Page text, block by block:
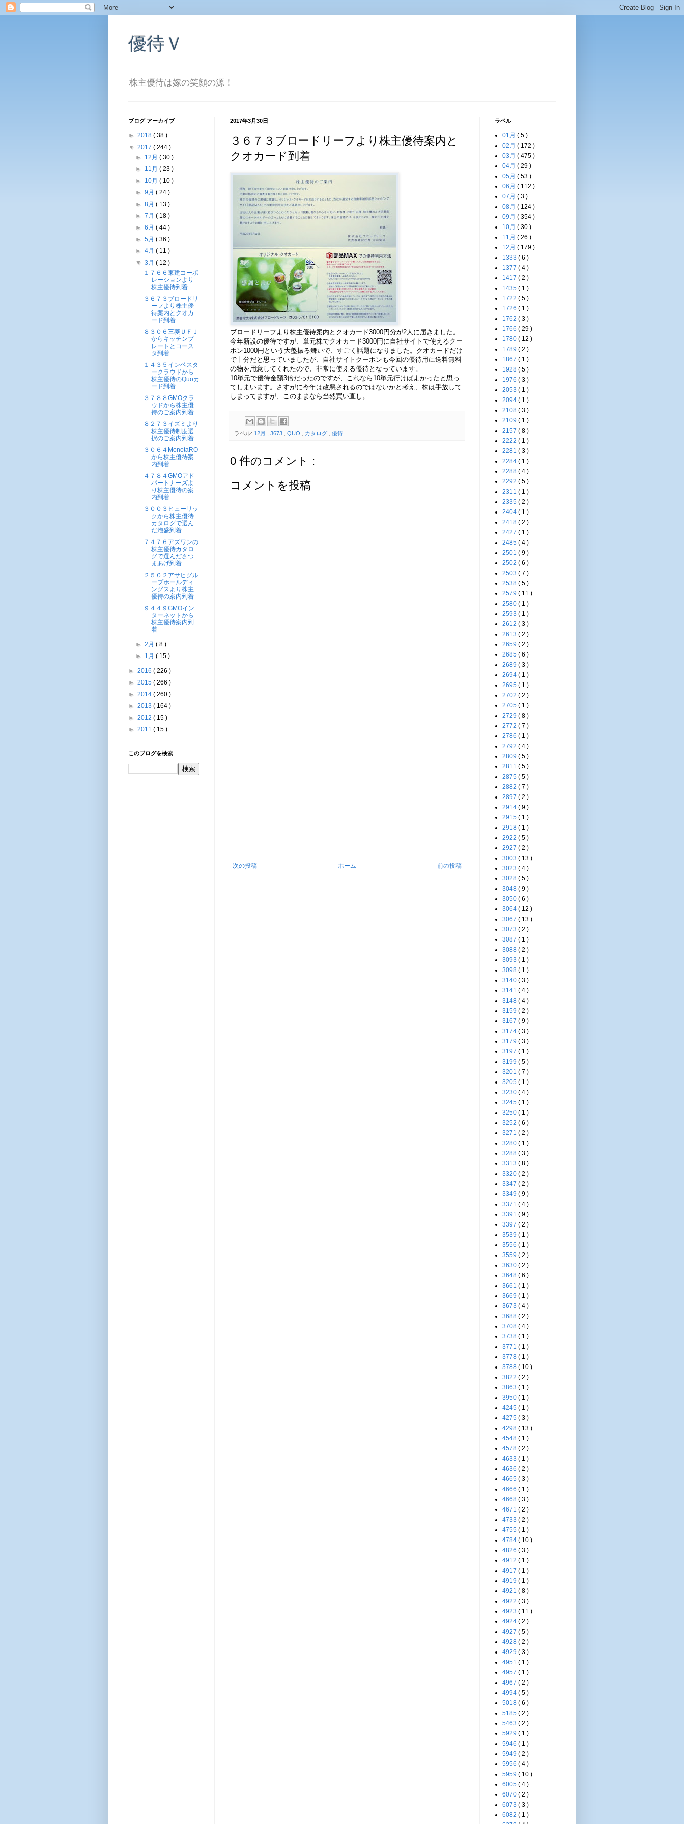
優待Ｖ
株主優待は嫁の笑顔の源！
2017年3月30日
３６７３ブロードリーフより株主優待案内と
クオカード到着
ブロードリーフより株主優待案内とクオカード3000円分が2人に届きました。
今年新設の優待ですが、単元株でクオカード3000円に自社サイトで使えるクー
ポン1000円という大盤振る舞いで、すごく話題になりました。クオカードだけ
で十分だと思っていましたが、自社サイトクーポンも今回の優待用に送料無料
の物を用意してくれたので、非常に使える優待となっています。
10単元で優待金額3倍だったのですが、これなら10単元行けばよかったと思っ
てしまいます。さすがに今年は改悪されるのではないかと考え、株は手放して
しまってますが、このままなら当然買い直し。
ラベル: 12月 , 3673 , QUO , カタログ , 優待
0 件のコメント :
コメントを投稿
次の投稿 前の投稿
ホーム
ブログ アーカイブ
► 2018 ( 38 )
▼ 2017 ( 244 )
► 12月( 30 )
► 11月( 23 )
► 10月( 10 )
►9月( 24 )
►8月( 13 )
►7月( 18 )
►6月( 44 )
►5月( 36 )
►4月( 11 )
▼3月( 12 )
１７６６東建コーポ
レーションより
株主優待到着
３６７３ブロードリ
ーフより株主優
待案内とクオカ
ード到着
８３０６三菱ＵＦＪ
からキッチンプ
レートとコース
タ到着
１４３５インベスタ
ークラウドから
株主優待のQuoカ
ード到着
３７８８GMOクラ
ウドから株主優
待のご案内到着
８２７３イズミより
株主優待制度選
択のご案内到着
３０６４MonotaRO
から株主優待案
内到着
４７８４GMOアド
パートナーズよ
り株主優待の案
内到着
３００３ヒューリッ
クから株主優待
カタログで選ん
だ泡盛到着
７４７６アズワンの
株主優待カタロ
グで選んださつ
まあげ到着
２５０２アサヒグル
ープホールディ
ングスより株主
優待の案内到着
９４４９GMOイン
ターネットから
株主優待案内到
着
►2月( 8 )
► 1月( 15 )
► 2016 ( 226 )
► 2015 ( 266 )
► 2014 ( 260 )
► 2013 ( 164 )
► 2012 ( 15 )
► 2011 ( 15 )
このブログを検索
ラベル
01月 ( 5 )
02月 ( 172 )
03月 ( 475 )
04月 ( 29 )
05月 ( 53 )
06月 ( 112 )
07月 ( 3 )
08月 ( 124 )
09月 ( 354 )
10月 ( 30 )
11月 ( 26 )
12月 ( 179 )
1333 ( 6 )
1377 ( 4 )
1417 ( 2 )
1435 ( 1 )
1722 ( 5 )
1726 ( 1 )
1762 ( 3 )
1766 ( 29 )
1780 ( 12 )
1789 ( 2 )
1867 ( 1 )
1928 ( 5 )
1976 ( 3 )
2053 ( 1 )
2094 ( 1 )
2108 ( 3 )
2109 ( 1 )
2157 ( 8 )
2222 ( 1 )
2281 ( 3 )
2284 ( 1 )
2288 ( 4 )
2292 ( 5 )
2311 ( 1 )
2335 ( 2 )
2404 ( 1 )
2418 ( 2 )
2427 ( 1 )
2485 ( 4 )
2501 ( 9 )
2502 ( 6 )
2503 ( 7 )
2538 ( 5 )
2579 ( 11 )
2580 ( 1 )
2593 ( 1 )
2612 ( 3 )
2613 ( 2 )
2659 ( 2 )
2685 ( 6 )
2689 ( 3 )
2694 ( 1 )
2695 ( 1 )
2702 ( 2 )
2705 ( 1 )
2729 ( 8 )
2772 ( 7 )
2786 ( 1 )
2792 ( 4 )
2809 ( 5 )
2811 ( 5 )
2875 ( 5 )
2882 ( 7 )
2897 ( 2 )
2914 ( 9 )
2915 ( 1 )
2918 ( 1 )
2922 ( 5 )
2927 ( 2 )
3003 ( 13 )
3023 ( 4 )
3028 ( 5 )
3048 ( 9 )
3050 ( 6 )
3064 ( 12 )
3067 ( 13 )
3073 ( 2 )
3087 ( 1 )
3088 ( 2 )
3093 ( 1 )
3098 ( 1 )
3140 ( 3 )
3141 ( 4 )
3148 ( 4 )
3159 ( 2 )
3167 ( 9 )
3174 ( 3 )
3179 ( 3 )
3197 ( 1 )
3199 ( 5 )
3201 ( 7 )
3205 ( 1 )
3230 ( 4 )
3245 ( 1 )
3250 ( 1 )
3252 ( 6 )
3271 ( 2 )
3280 ( 1 )
3288 ( 3 )
3313 ( 8 )
3320 ( 2 )
3347 ( 2 )
3349 ( 9 )
3371 ( 4 )
3391 ( 9 )
3397 ( 2 )
3539 ( 1 )
3556 ( 1 )
3559 ( 2 )
3630 ( 2 )
3648 ( 6 )
3661 ( 1 )
3669 ( 1 )
3673 ( 4 )
3688 ( 2 )
3708 ( 4 )
3738 ( 1 )
3771 ( 1 )
3778 ( 1 )
3788 ( 10 )
3822 ( 2 )
3863 ( 1 )
3950 ( 1 )
4245 ( 1 )
4275 ( 3 )
4298 ( 13 )
4548 ( 1 )
4578 ( 2 )
4633 ( 1 )
4636 ( 2 )
4665 ( 3 )
4666 ( 1 )
4668 ( 3 )
4671 ( 2 )
4733 ( 2 )
4755 ( 1 )
4784 ( 10 )
4826 ( 3 )
4912 ( 1 )
4917 ( 1 )
4919 ( 1 )
4921 ( 8 )
4922 ( 3 )
4923 ( 11 )
4924 ( 2 )
4927 ( 5 )
4928 ( 2 )
4929 ( 3 )
4951 ( 1 )
4957 ( 1 )
4967 ( 2 )
4994 ( 5 )
5018 ( 6 )
5185 ( 2 )
5463 ( 2 )
5929 ( 1 )
5946 ( 1 )
5949 ( 2 )
5956 ( 4 )
5959 ( 10 )
6005 ( 4 )
6070 ( 2 )
6073 ( 3 )
6082 ( 1 )